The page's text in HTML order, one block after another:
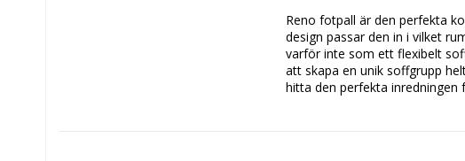
Reno fotpall är den perfekta
design passar den in i vilket
varför inte som ett flexibelt
att skapa en unik soffgrupp
hitta den perfekta inredningen